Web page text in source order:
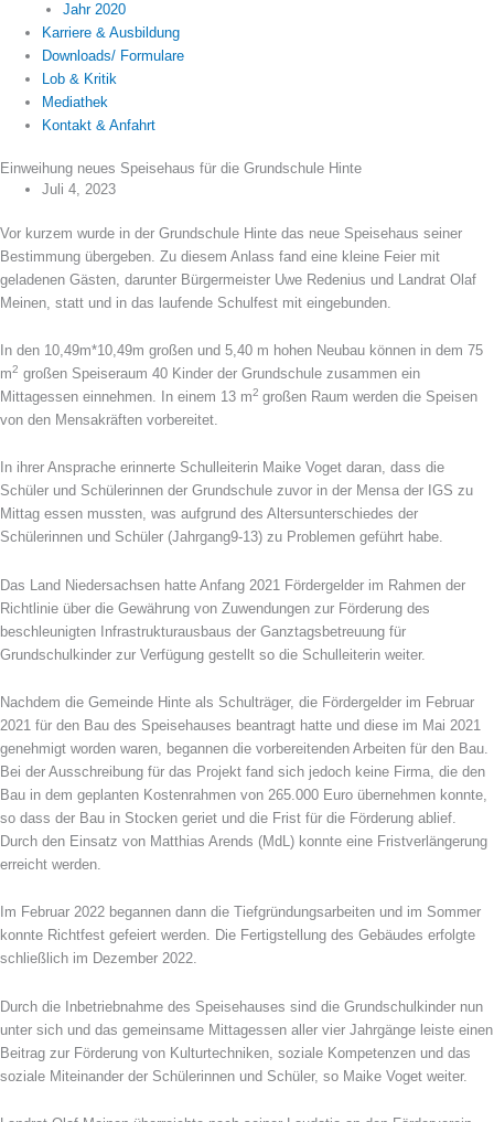
Jahr 2020
Karriere & Ausbildung
Downloads/ Formulare
Lob & Kritik
Mediathek
Kontakt & Anfahrt
Einweihung neues Speisehaus für die Grundschule Hinte
Juli 4, 2023
Vor kurzem wurde in der Grundschule Hinte das neue Speisehaus seiner
Bestimmung übergeben. Zu diesem Anlass fand eine kleine Feier mit
geladenen Gästen, darunter Bürgermeister Uwe Redenius und Landrat Olaf
Meinen, statt und in das laufende Schulfest mit eingebunden.
In den 10,49m*10,49m großen und 5,40 m hohen Neubau können in dem 75
m2 großen Speiseraum 40 Kinder der Grundschule zusammen ein
Mittagessen einnehmen. In einem 13 m2 großen Raum werden die Speisen
von den Mensakräften vorbereitet.
In ihrer Ansprache erinnerte Schulleiterin Maike Voget daran, dass die
Schüler und Schülerinnen der Grundschule zuvor in der Mensa der IGS zu
Mittag essen mussten, was aufgrund des Altersunterschiedes der
Schülerinnen und Schüler (Jahrgang9-13) zu Problemen geführt habe.
Das Land Niedersachsen hatte Anfang 2021 Fördergelder im Rahmen der
Richtlinie über die Gewährung von Zuwendungen zur Förderung des
beschleunigten Infrastrukturausbaus der Ganztagsbetreuung für
Grundschulkinder zur Verfügung gestellt so die Schulleiterin weiter.
Nachdem die Gemeinde Hinte als Schulträger, die Fördergelder im Februar
2021 für den Bau des Speisehauses beantragt hatte und diese im Mai 2021
genehmigt worden waren, begannen die vorbereitenden Arbeiten für den Bau.
Bei der Ausschreibung für das Projekt fand sich jedoch keine Firma, die den
Bau in dem geplanten Kostenrahmen von 265.000 Euro übernehmen konnte,
so dass der Bau in Stocken geriet und die Frist für die Förderung ablief.
Durch den Einsatz von Matthias Arends (MdL) konnte eine Fristverlängerung
erreicht werden.
Im Februar 2022 begannen dann die Tiefgründungsarbeiten und im Sommer
konnte Richtfest gefeiert werden. Die Fertigstellung des Gebäudes erfolgte
schließlich im Dezember 2022.
Durch die Inbetriebnahme des Speisehauses sind die Grundschulkinder nun
unter sich und das gemeinsame Mittagessen aller vier Jahrgänge leiste einen
Beitrag zur Förderung von Kulturtechniken, soziale Kompetenzen und das
soziale Miteinander der Schülerinnen und Schüler, so Maike Voget weiter.